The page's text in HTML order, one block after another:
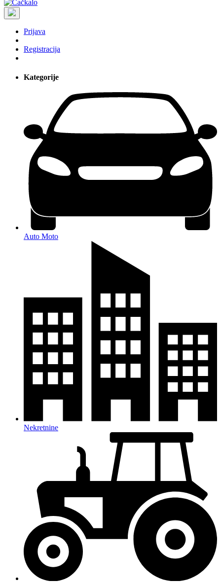
Prijava
Registracija
Kategorije
Auto Moto
Nekretnine